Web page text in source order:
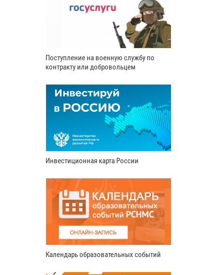
Поступление на военную службу по
контракту или добровольцем
Инвестиционная карта России
Календарь образовательных событий